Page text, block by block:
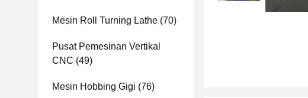
Mesin Roll Turning Lathe (70)
Pusat Pemesinan Vertikal
CNC (49)
Mesin Hobbing Gigi (76)